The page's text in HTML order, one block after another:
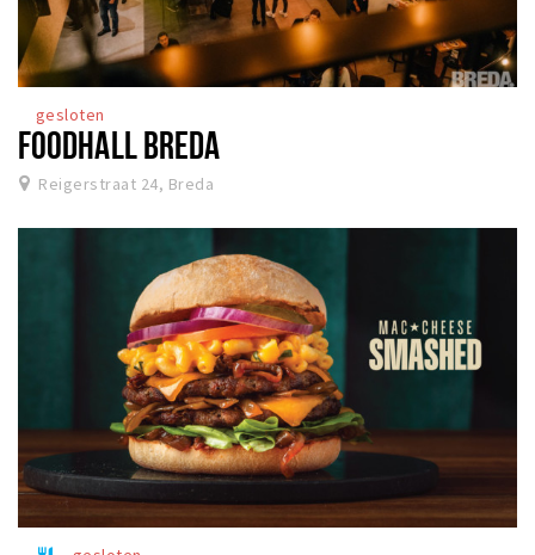
gesloten
FOODHALL BREDA
Reigerstraat 24, Breda